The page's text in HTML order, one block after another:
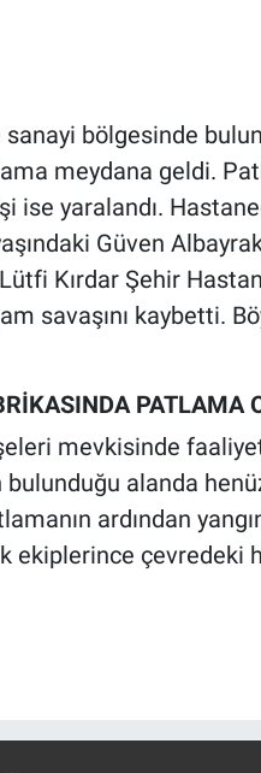
bölgesinde
meydana geldi.
ise yaralandı.
Güven
Kırdar Şehir
savaşını kaybetti.
PATLAMA
mevkisinde
bulunduğu alanda
ardından yangın
ekiplerince çevredeki